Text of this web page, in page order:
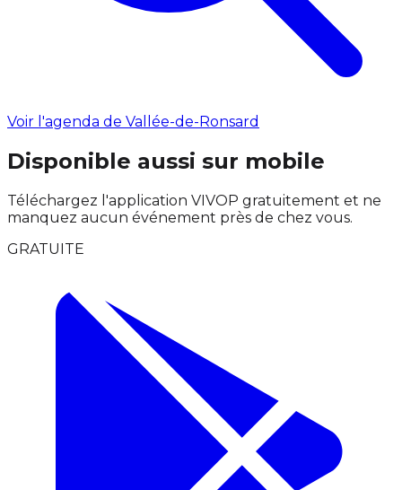
Voir l'agenda de Vallée-de-Ronsard
Disponible aussi sur mobile
Téléchargez l'application VIVOP gratuitement et ne
manquez aucun événement près de chez vous.
GRATUITE